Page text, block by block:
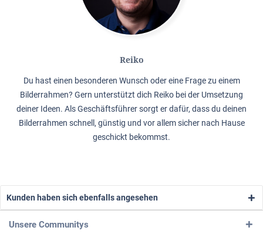
Reiko
Du hast einen besonderen Wunsch oder eine Frage zu einem
Bilderrahmen? Gern unterstützt dich Reiko bei der Umsetzung
deiner Ideen. Als Geschäftsführer sorgt er dafür, dass du deinen
Bilderrahmen schnell, günstig und vor allem sicher nach Hause
geschickt bekommst.
Kunden haben sich ebenfalls angesehen
Unsere Communitys